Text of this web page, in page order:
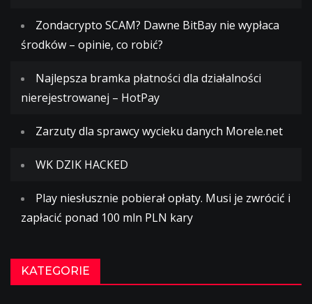
Zondacrypto SCAM? Dawne BitBay nie wypłaca
środków – opinie, co robić?
Najlepsza bramka płatności dla działalności
nierejestrowanej – HotPay
Zarzuty dla sprawcy wycieku danych Morele.net
WK DZIK HACKED
Play niesłusznie pobierał opłaty. Musi je zwrócić i
zapłacić ponad 100 mln PLN kary
KATEGORIE